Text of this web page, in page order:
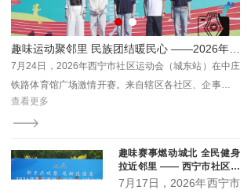
宴。
7月24日，2026年西宁市社区运动会（城东站）在中庄
铁路体育馆广场激情开赛。来自辖区各社区、企事业单
位的近400名各族群众齐聚一堂，在家门口共赴一场全
民健身之约。本站赛事由西宁市体育局主办，市群众体
火车站街道办事处、青海护您坊企业管理有限公司联合
承办。
查看更多
趣味赛事燃动城北 全民健身
拉近邻里 —— 西宁市社区运
动会城北站火热开赛
7月17日，2026年西宁市